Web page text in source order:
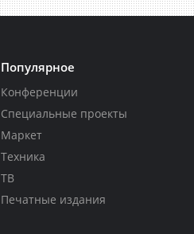
Популярное
Конференции
Специальные проекты
Маркет
Техника
ТВ
Печатные издания